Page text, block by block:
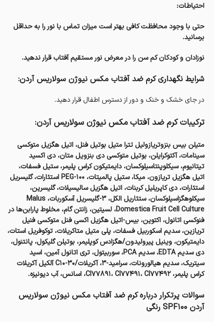
احتیاطات:
حتی با وجود محافظت کافی بهتر است میزان تماس با نور را به حداقل
برسانید.
نوزادان و کودکان کم سن را در معرض نور مستقیم آفتاب قرار ندهید.
شرایط نگهداری کرم ضد آفتاب مکس نیوژن سولاریس آردن:
در جای خشک و خنک و دور از دسترس اطفال قرار دهید.
ترکیبات کرم ضد آفتاب مکس نیوژن سولاریس آردن:
متیلن بیس بنزوتریازولیل تترا متیل بوتیل فنل، اتیل هگزیل متوکسی
سینامات، آکتوکرایلن، بوتیل متوکسی دی بنزویل متان، دی اکسید
تیتانیوم، سیکلوپنتاسیلوکسان، دایمتیکون کراس پلیمر، ستیل فسفات،
اتیل هگزیل تریازون، میکا، ستیل پالمیتات، PEG-100 استئارات، گلیسریل
استئارات، دی کاپریلیل کربنات، اتیل هگزیل سالیسیلات، گلیسرین،
سیکلوهگزاسیلوکسان، ستئاریل الکل، 3-گلیسریل آسکوربات، Malus
Domestica Fruit Cell Culture، لسیتین، زانتن گام، مخلوط پارابن‌ها در
فنوکسی اتانول، اکتوین، بیس-اتیل هگزیل اکسی فنل متوکسی فنیل
تریازین، سدیم اسکوربیل فسفات، پلی متیل متاکریلات، توکوفریل استات،
دایمتیکون، وینیل پیرولیدون/هگزادس کوپلیمر، بوتیلن گلیکول، پانتنول،
دی سدیم EDTA، سدیم PCA، سوربیتول، تری اتانول آمین، اسید
سیتریک، سدیم هیالورونات، سرامید-3، آکریلات/C10-30 آلکیل آکریلات
کراس پلیمر، CI77891، CI77491، CI77492، اسانس، آب دیونیزه.
سوالات پرتکرار درباره کرم ضد آفتاب مکس نیوژن سولاریس
آردن SPF100 رنگی